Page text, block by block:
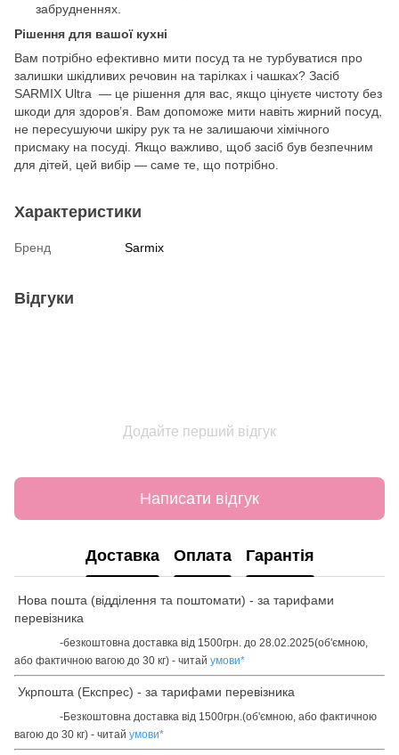
забрудненнях.
Рішення для вашої кухні
Вам потрібно ефективно мити посуд та не турбуватися про
залишки шкідливих речовин на тарілках і чашках? Засіб
SARMIX Ultra — це рішення для вас, якщо цінуєте чистоту без
шкоди для здоров’я. Вам допоможе мити навіть жирний посуд,
не пересушуючи шкіру рук та не залишаючи хімічного
присмаку на посуді. Якщо важливо, щоб засіб був безпечним
для дітей, цей вибір — саме те, що потрібно.
Характеристики
Бренд Sarmix
Відгуки
Додайте перший відгук
Написати відгук
Доставка Оплата Гарантія
Нова пошта (відділення та поштомати) - за тарифами
перевізника
-безкоштовна доставка від 1500грн. до 28.02.2025(об'ємною,
або фактичною вагою до 30 кг) - читай умови*
Укрпошта (Експрес) - за тарифами перевізника
-Безкоштовна доставка від 1500грн.(об'ємною, або фактичною
вагою до 30 кг) - читай умови*